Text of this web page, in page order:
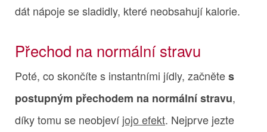
dát nápoje se sladidly, které neobsahují kalorie.
Přechod na normální stravu
Poté, co skončíte s instantními jídly, začnětes
postupným přechodem na normální stravu,
díky tomu se neobjevíjojo efekt. Nejprve jezte